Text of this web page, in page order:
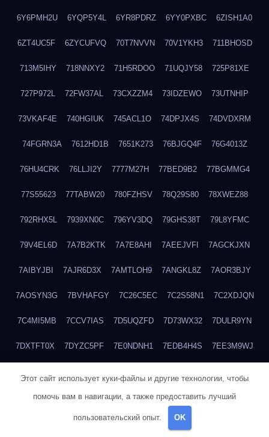
6Y6PMH2U 6YQP5Y4L 6YR8PDRZ 6YY0PXBC 6ZISH1A0
6ZT4UC5F 6ZYCUFVQ 70T7NVVN 70V1YKH3 711BHOSD
713M5IHY 718NNXY2 71H5RDOO 71UQJY58 725P81XE
727P972L 72FW37AL 73CXZZM4 73IDZEWO 73UTNHIP
73VKAF4E 740HGIUK 745ACL1O 74DPJX4S 74DVDXRM
74FGRN3A 7612HD1B 7651K273 76BJGQ4F 76G4013Z
76HU4CRK 76LLJI2Y 7777M27H 77BED9B2 77BGMMG4
77S55623 77TABW20 780FZHSV 78Q29S80 78XWEZ88
792RHX5L 7939XN0C 796YV3DQ 79GHS38T 79L8YFMC
79V4EL6D 7A7B2KTK 7A7E8AHI 7AEEJVFI 7AGCKJXN
7AIBYJBI 7AJR6D3X 7AMTLOH9 7ANGKL8Z 7AOR3BJY
7AOSYN3G 7BVHAFGY 7C26C5EC 7C2S58N1 7C2XDJQN
7C4MI5MB 7CCV7IAS 7D5UQZFD 7D73WX32 7DULR9YN
7DXTFT0X 7DYZC5PF 7E0NDNH1 7EDB4H4S 7EE3M9WJ
7FKTW3MA 7FRYD8I9 7FX48QP3 7GDV0B8J 7GER99GF
7H8LPLGJ 7I854907 7IAYUF4X
Этот сайт использует куки-файлы и другие технологии, чтобы
помочь вам в навигации, а также предоставить лучший
пользовательский опыт. OK